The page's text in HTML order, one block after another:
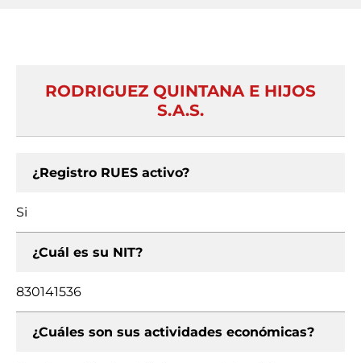
RODRIGUEZ QUINTANA E HIJOS
S.A.S.
¿Registro RUES activo?
Si
¿Cuál es su NIT?
830141536
¿Cuáles son sus actividades económicas?